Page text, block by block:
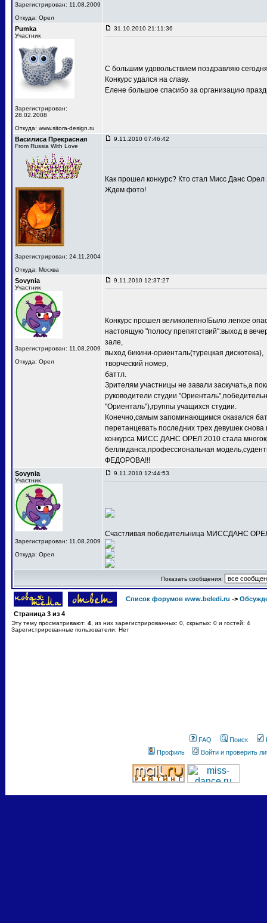
Зарегистрирован: 11.08.2009
Откуда: Орел
Pumka
Участник
Зарегистрирован:
28.02.2008
Откуда: www.sitora-design.ru
31.10.2010 21:11:36
С большим удовольствием поздравляю
Конкурс удался на славу.
Елене большое спасибо за организацию
Василиса Прекрасная
From Russia With Love
Зарегистрирован: 24.11.2004
Откуда: Москва
9.11.2010 07:46:42
Как прошел конкурс? Кто стал Мисс Данс Орел
Ждем фото!
Sovynia
Участник
Зарегистрирован: 11.08.2009
Откуда: Орел
9.11.2010 12:37:27
Конкурс прошел великолепно!Было легкое
настоящую "полосу препятствий":выход в
зале,
выход бикини-ориенталь(турецкая дискотека),
творческий номер,
баттл.
Зрителям участницы не завали заскучать,а
руководители студии
"Ориенталь"),группы учащихся студии.
Конечно,самым запоминающимся оказался
перетанцевать последних трех девушек
конкурса МИСС ДАНС ОРЕЛ 2010 стала
беллиданса,профессиональная
ФЕДОРОВА!!!
Sovynia
Участник
Зарегистрирован: 11.08.2009
Откуда: Орел
9.11.2010 12:44:53
Счастливая победительница МИССДАНС
Показать сообщения:
Список форумов www.beledi.ru ->
Страница 3 из 4
Эту тему просматривают: 4 , из них зарегистрированных: 0, скрытых: 0 и гостей: 4
Зарегистрированные пользователи: Нет
FAQ Поиск
Профиль
Войти и проверить